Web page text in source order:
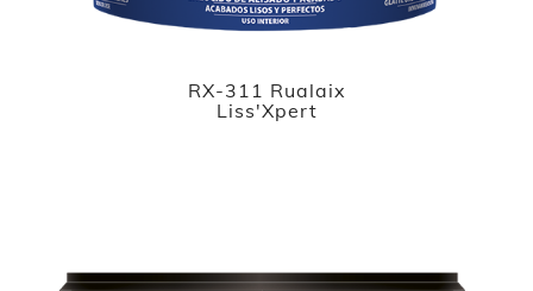
RX-311 Rualaix
Liss'Xpert